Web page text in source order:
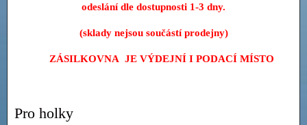
odeslání dle dostupnosti 1-3 dny.
(sklady nejsou součástí prodejny)
ZÁSILKOVNA JE VÝDEJNÍ I PODACÍ MÍSTO
Pro holky